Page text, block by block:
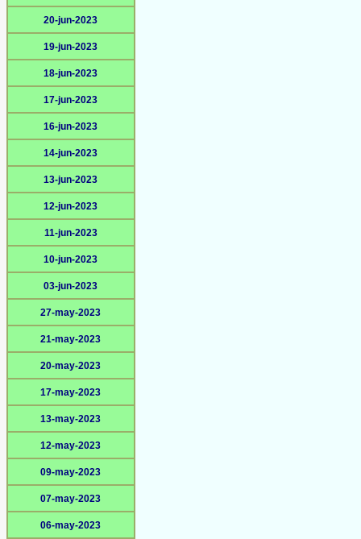
20-jun-2023
19-jun-2023
18-jun-2023
17-jun-2023
16-jun-2023
14-jun-2023
13-jun-2023
12-jun-2023
11-jun-2023
10-jun-2023
03-jun-2023
27-may-2023
21-may-2023
20-may-2023
17-may-2023
13-may-2023
12-may-2023
09-may-2023
07-may-2023
06-may-2023